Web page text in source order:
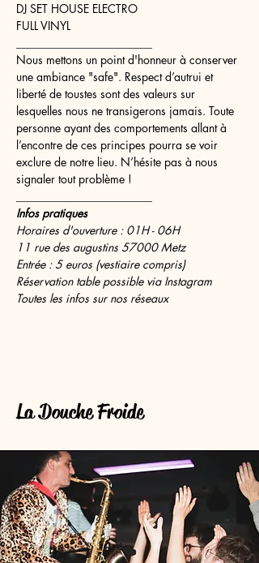
DJ SET HOUSE ELECTRO
FULL VINYL
Nous mettons un point d'honneur à conserver
une ambiance "safe". Respect d’autrui et
liberté de toustes sont des valeurs sur
lesquelles nous ne transigerons jamais. Toute
personne ayant des comportements allant à
l’encontre de ces principes pourra se voir
exclure de notre lieu. N’hésite pas à nous
signaler tout problème !
Infos pratiques
Horaires d'ouverture : 01H - 06H
11 rue des augustins 57000 Metz
Entrée : 5 euros (vestiaire compris)
Réservation table possible via Instagram
Toutes les infos sur nos réseaux
La Douche Froide